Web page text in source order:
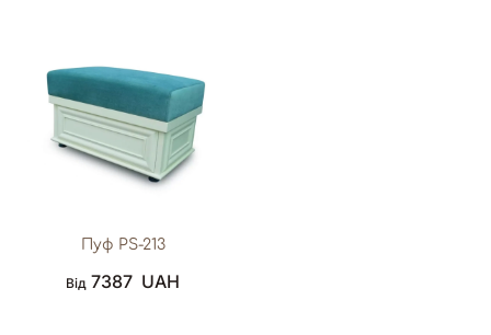
Пуф PS-213
Від 7387 UAH